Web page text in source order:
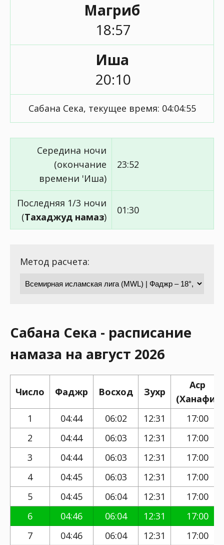
Магриб
18:57
Иша
20:10
Сабана Сека, текущее время: 04:04:55
Середина ночи
(окончание
времени 'Иша)
23:52
Последняя 1/3 ночи
(Тахаджуд намаз)
01:30
Метод расчета:
Сабана Сека - расписание
намаза на август 2026
Число Фаджр Восход Зухр
Аср
(Ханафи)
1
04:44 06:02 12:31
17:00
2
04:44 06:03 12:31
17:00
3
04:44 06:03 12:31
17:00
4
04:45 06:03 12:31
17:00
5
04:45 06:04 12:31
17:00
6
04:46 06:04 12:31
17:00
7
04:46 06:04 12:31
17:00